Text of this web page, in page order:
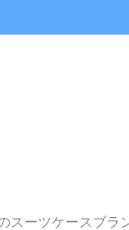
ーツケースブラ